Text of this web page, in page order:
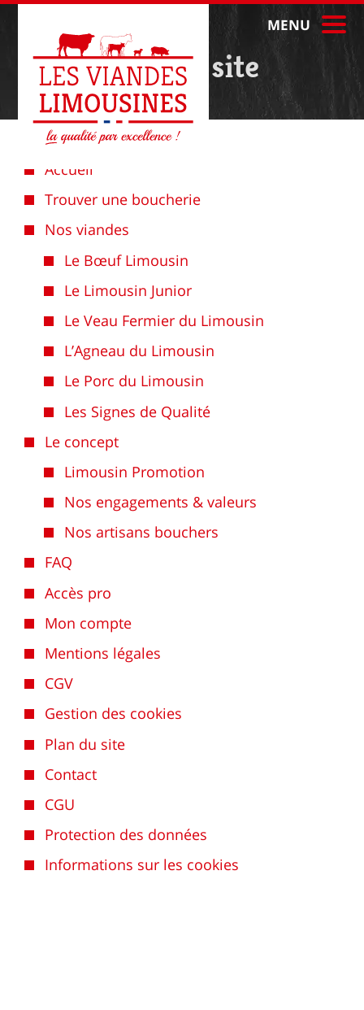
MENU
Plan du site
Accueil
Trouver une boucherie
Nos viandes
Le Bœuf Limousin
Le Limousin Junior
Le Veau Fermier du Limousin
L’Agneau du Limousin
Le Porc du Limousin
Les Signes de Qualité
Le concept
Limousin Promotion
Nos engagements & valeurs
Nos artisans bouchers
FAQ
Accès pro
Mon compte
Mentions légales
CGV
Gestion des cookies
Plan du site
Contact
CGU
Protection des données
Informations sur les cookies